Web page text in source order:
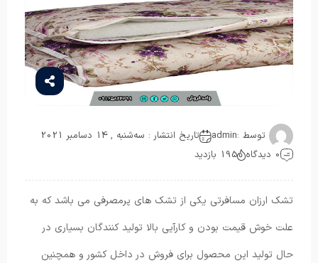
توسط :admin
تاریخ انتشار : سه‌شنبه , 14 دسامبر 2021
0 دیدگاه
195 بازدید
تشک ارزان مسافرتی یکی از تشک های پرمصرفی می باشد که به
علت خوش قیمت بودن و کارآیی بالا تولید کنندگان بسیاری در
حال تولید این محصول برای فروش در داخل کشور و همچنین